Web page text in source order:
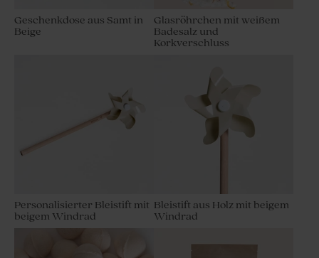
Geschenkdose aus Samt in
Beige
Glasröhrchen mit weißem
Badesalz und
Korkverschluss
Personalisierter Bleistift mit
beigem Windrad
Bleistift aus Holz mit beigem
Windrad